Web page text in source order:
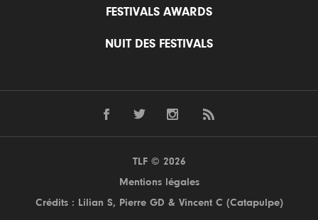
FESTIVALS AWARDS
NUIT DES FESTIVALS
TLF © 2026
Mentions légales
Crédits : Lilian S, Pierre GD & Vincent C (Catapulpe)